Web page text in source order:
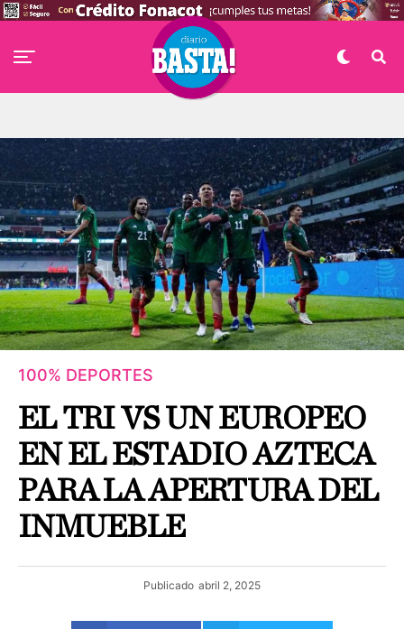
100% DEPORTES
EL TRI VS UN EUROPEO
EN EL ESTADIO AZTECA
PARA LA APERTURA DEL
INMUEBLE
Publicado abril 2, 2025